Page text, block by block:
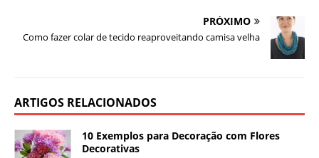
PRÓXIMO
Como fazer colar de tecido reaproveitando camisa velha
ARTIGOS RELACIONADOS
10 Exemplos para Decoração com Flores
Decorativas